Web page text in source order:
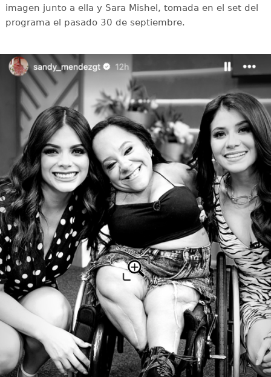
imagen junto a ella y Sara Mishel, tomada en el set del
programa el pasado 30 de septiembre.